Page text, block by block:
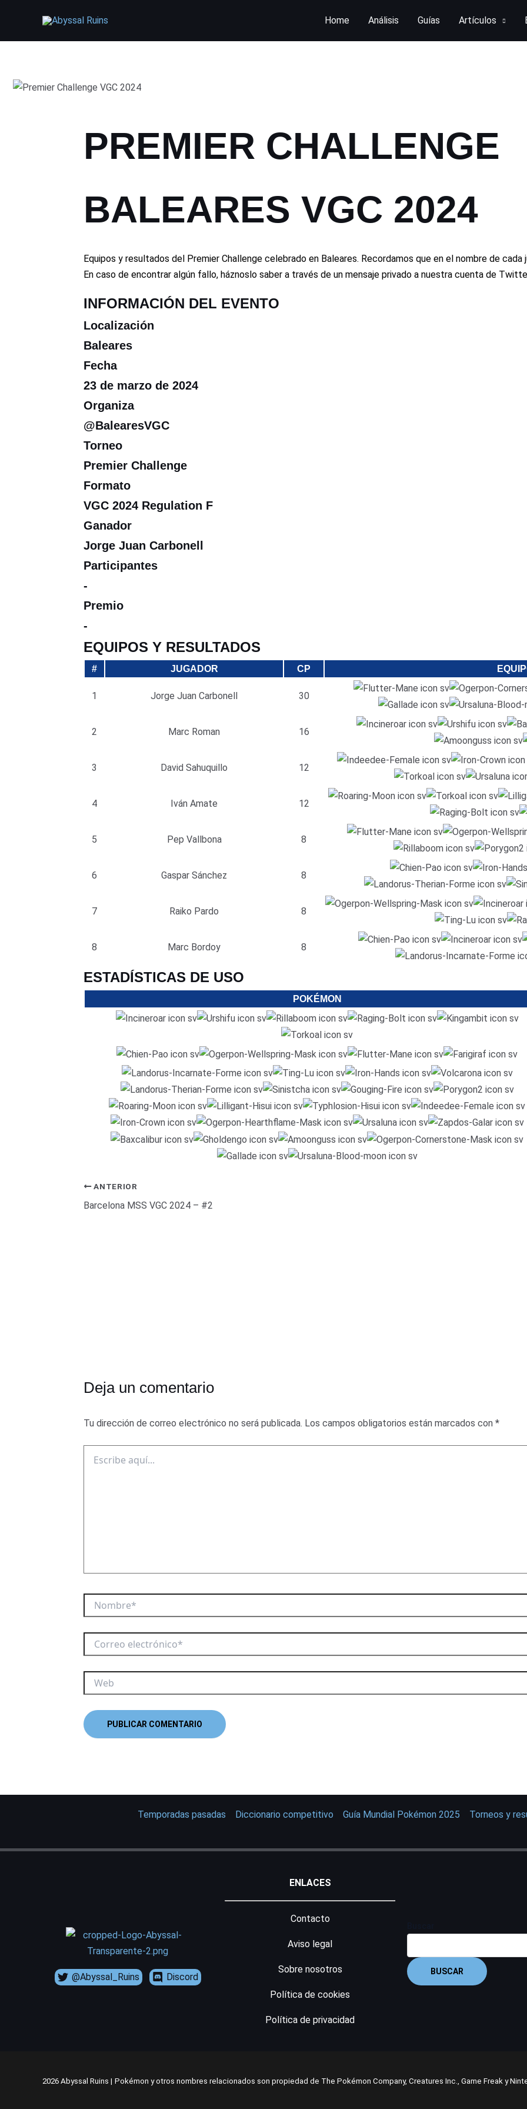
contenido
Home Análisis Guías Artículos
PREMIER CHALLENGE
BALEARES VGC 2024
Equipos y resultados del Premier Challenge celebrado en Baleares. Recordamos que en el nombre de
En caso de encontrar algún fallo, háznoslo saber a través de un mensaje privado a nuestra cuenta de
INFORMACIÓN DEL EVENTO
Localización
Baleares
Fecha
23 de marzo de 2024
Organiza
@BalearesVGC
Torneo
Premier Challenge
Formato
VGC 2024 Regulation F
Ganador
Jorge Juan Carbonell
Participantes
-
Premio
-
EQUIPOS Y RESULTADOS
# JUGADOR CP
1 Jorge Juan Carbonell 30
2 Marc Roman 16
3 David Sahuquillo 12
4 Iván Amate 12
5 Pep Vallbona 8
6 Gaspar Sánchez 8
7 Raiko Pardo 8
8 Marc Bordoy 8
ESTADÍSTICAS DE USO
POKÉMON
Navegación
ANTERIOR
Barcelona MSS VGC 2024 – #2
Deja un comentario
Tu dirección de correo electrónico no será publicada. Los campos obligatorios están marcados con *
Escribe
Nombre*
Correo
Web
Temporadas pasadas Diccionario competitivo Guía Mundial Pokémon 2025 Torneos y
@Abyssal_Ruins Discord
ENLACES
Contacto
Aviso legal
Sobre nosotros
Política de cookies
Política de privacidad
BUSCAR
2026 Abyssal Ruins | Pokémon y otros nombres relacionados son propiedad de The Pokémon Company, Creatures Inc., Game Freak y